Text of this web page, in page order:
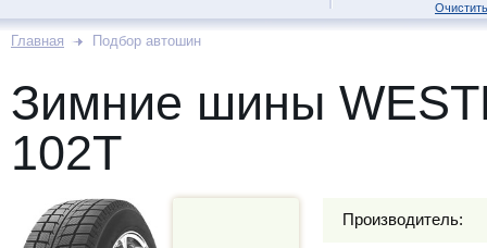
Главная Подбор автошин
Зимние шины
102T
Производитель: